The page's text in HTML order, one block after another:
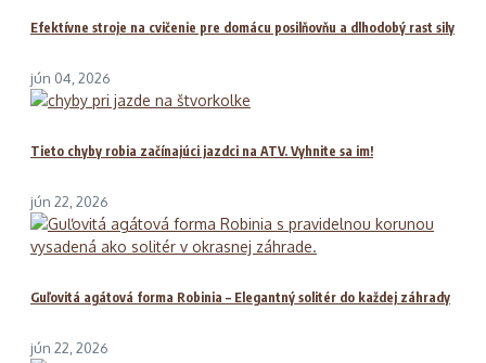
Efektívne stroje na cvičenie pre domácu posilňovňu a dlhodobý rast sily
jún 04, 2026
Tieto chyby robia začínajúci jazdci na ATV. Vyhnite sa im!
jún 22, 2026
Guľovitá agátová forma Robinia – Elegantný solitér do každej záhrady
jún 22, 2026